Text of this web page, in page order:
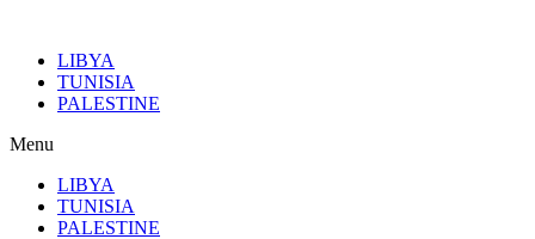
contenuLIBYA
TUNISIA
PALESTINE
Menu
LIBYA
TUNISIA
PALESTINE